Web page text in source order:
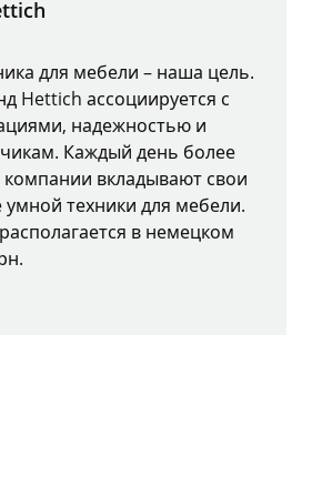
для мебели – наша цель.
Hettich ассоциируется с
надежностью и
Каждый день более
компании вкладывают свои
умной техники для мебели.
в немецком